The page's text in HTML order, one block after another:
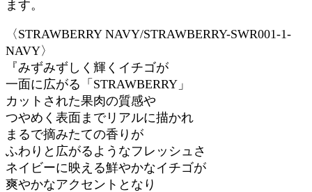
ます。
〈STRAWBERRY NAVY/STRAWBERRY-SWR001-1-
NAVY〉
『みずみずしく輝くイチゴが
一面に広がる「STRAWBERRY」
カットされた果肉の質感や
つやめく表面までリアルに描かれ
まるで摘みたての香りが
ふわりと広がるようなフレッシュさ
ネイビーに映える鮮やかなイチゴが
爽やかなアクセントとなり